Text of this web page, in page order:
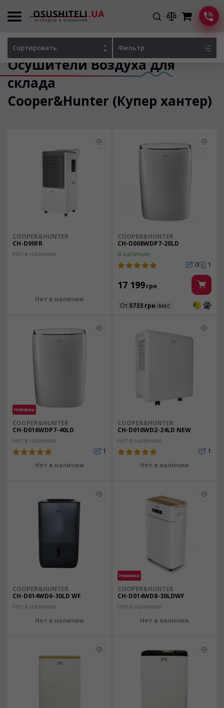
Осушители Воздуха для
склада
Cooper&Hunter (Купер хантер)
Сортировать Фильтр
COOPER&HUNTER
CH-D90FR
Нет в наличии
Нет в наличии
COOPER&HUNTER
CH-D008WDP7-20LD
В наличии
0
1
17 199грн
От 5733 грн /мес 3 3
Новинка
COOPER&HUNTER
CH-D016WDP7-40LD
Нет в наличии
1
Нет в наличии
COOPER&HUNTER
CH-D010WD2-24LD NEW
Нет в наличии
1
Нет в наличии
COOPER&HUNTER
CH-D014WD6-30LD WF
Нет в наличии
Нет в наличии
Новинка
COOPER&HUNTER
CH-D014WD8-30LDWF
Нет в наличии
Нет в наличии